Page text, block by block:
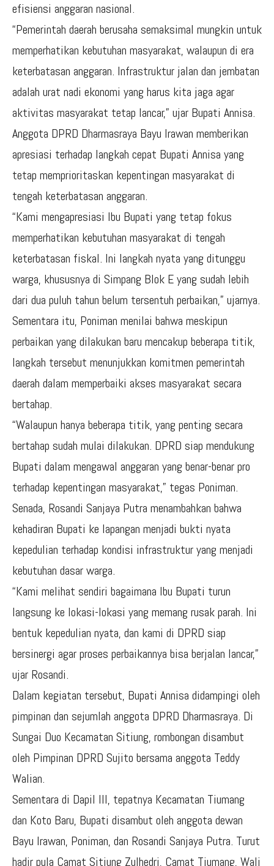
efisiensi anggaran nasional.
“Pemerintah daerah berusaha semaksimal mungkin untuk
memperhatikan kebutuhan masyarakat, walaupun di era
keterbatasan anggaran. Infrastruktur jalan dan jembatan
adalah urat nadi ekonomi yang harus kita jaga agar
aktivitas masyarakat tetap lancar,” ujar Bupati Annisa.
Anggota DPRD Dharmasraya Bayu Irawan memberikan
apresiasi terhadap langkah cepat Bupati Annisa yang
tetap memprioritaskan kepentingan masyarakat di
tengah keterbatasan anggaran.
“Kami mengapresiasi Ibu Bupati yang tetap fokus
memperhatikan kebutuhan masyarakat di tengah
keterbatasan fiskal. Ini langkah nyata yang ditunggu
warga, khususnya di Simpang Blok E yang sudah lebih
dari dua puluh tahun belum tersentuh perbaikan,” ujarnya.
Sementara itu, Poniman menilai bahwa meskipun
perbaikan yang dilakukan baru mencakup beberapa titik,
langkah tersebut menunjukkan komitmen pemerintah
daerah dalam memperbaiki akses masyarakat secara
bertahap.
“Walaupun hanya beberapa titik, yang penting secara
bertahap sudah mulai dilakukan. DPRD siap mendukung
Bupati dalam mengawal anggaran yang benar-benar pro
terhadap kepentingan masyarakat,” tegas Poniman.
Senada, Rosandi Sanjaya Putra menambahkan bahwa
kehadiran Bupati ke lapangan menjadi bukti nyata
kepedulian terhadap kondisi infrastruktur yang menjadi
kebutuhan dasar warga.
“Kami melihat sendiri bagaimana Ibu Bupati turun
langsung ke lokasi-lokasi yang memang rusak parah. Ini
bentuk kepedulian nyata, dan kami di DPRD siap
bersinergi agar proses perbaikannya bisa berjalan lancar,”
ujar Rosandi.
Dalam kegiatan tersebut, Bupati Annisa didampingi oleh
pimpinan dan sejumlah anggota DPRD Dharmasraya. Di
Sungai Duo Kecamatan Sitiung, rombongan disambut
oleh Pimpinan DPRD Sujito bersama anggota Teddy
Walian.
Sementara di Dapil III, tepatnya Kecamatan Tiumang
dan Koto Baru, Bupati disambut oleh anggota dewan
Bayu Irawan, Poniman, dan Rosandi Sanjaya Putra. Turut
hadir pula Camat Sitiung Zulhedri, Camat Tiumang, Wali